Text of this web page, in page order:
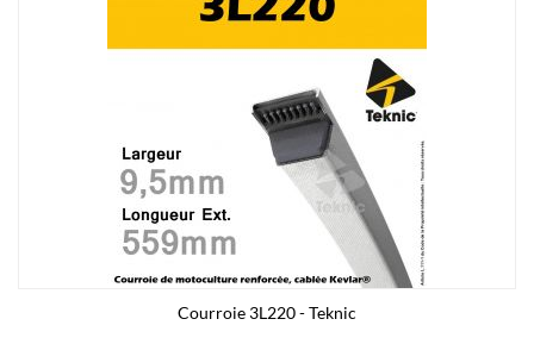
Courroie 3L220 - Teknic